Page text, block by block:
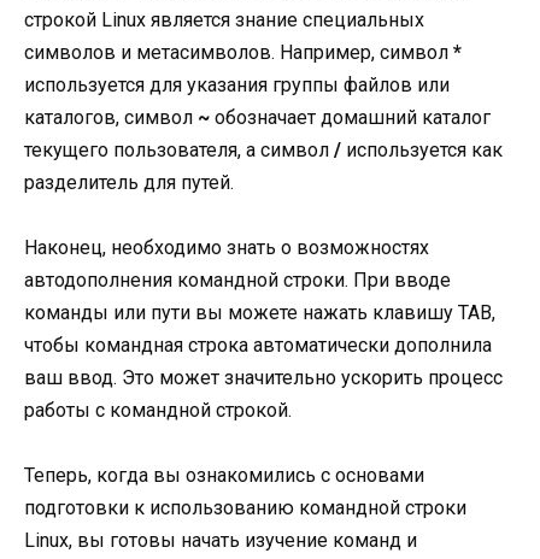
строкой Linux является знание специальных
символов и метасимволов. Например, символ *
используется для указания группы файлов или
каталогов, символ ~ обозначает домашний каталог
текущего пользователя, а символ / используется как
разделитель для путей.
Наконец, необходимо знать о возможностях
автодополнения командной строки. При вводе
команды или пути вы можете нажать клавишу TAB,
чтобы командная строка автоматически дополнила
ваш ввод. Это может значительно ускорить процесс
работы с командной строкой.
Теперь, когда вы ознакомились с основами
подготовки к использованию командной строки
Linux, вы готовы начать изучение команд и